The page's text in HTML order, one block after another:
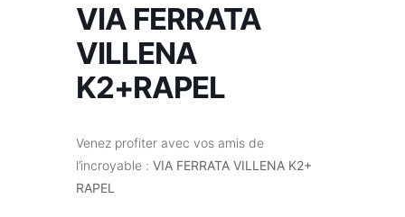
VIA FERRATA
VILLENA
K2+RAPEL
Venez profiter avec vos amis de
l’incroyable : VIA FERRATA VILLENA K2+
RAPEL